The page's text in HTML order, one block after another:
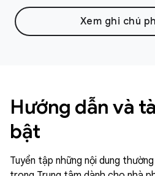
Xem ghi chú
Hướng dẫn và
bật
Tuyển tập những nội dung